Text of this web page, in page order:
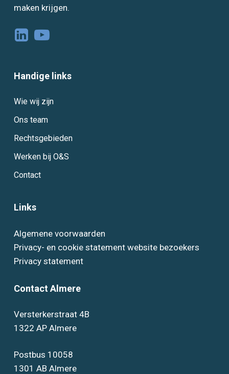
maken krijgen.
Handige links
Wie wij zijn
Ons team
Rechtsgebieden
Werken bij O&S
Contact
Links
Algemene voorwaarden
Privacy- en cookie statement website bezoekers
Privacy statement
Contact Almere
Versterkerstraat 4B
1322 AP Almere
Postbus 10058
1301 AB Almere